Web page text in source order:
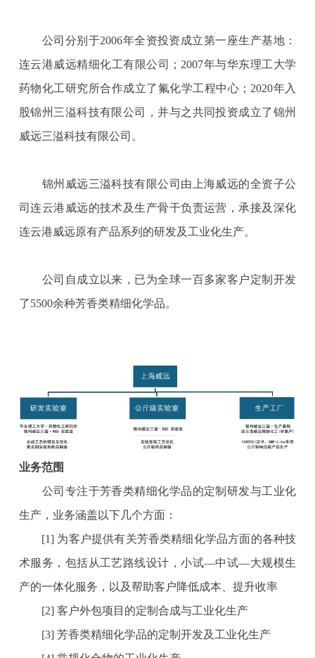
公司分别于2006年全资投资成立第一座生产基地：
连云港威远精细化工有限公司；2007年与华东理工大学
药物化工研究所合作成立了氟化学工程中心；2020年入
股锦州三溢科技有限公司，并与之共同投资成立了锦州
威远三溢科技有限公司。
锦州威远三溢科技有限公司由上海威远的全资子公
司连云港威远的技术及生产骨干负责运营，承接及深化
连云港威远原有产品系列的研发及工业化生产。
公司自成立以来，已为全球一百多家客户定制开发
了5500余种芳香类精细化学品。
业务范围
公司专注于芳香类精细化学品的定制研发与工业化
生产，业务涵盖以下几个方面：
[1] 为客户提供有关芳香类精细化学品方面的各种技
术服务，包括从工艺路线设计，小试—中试—大规模生
产的一体化服务，以及帮助客户降低成本、提升收率
[2] 客户外包项目的定制合成与工业化生产
[3] 芳香类精细化学品的定制开发及工业化生产